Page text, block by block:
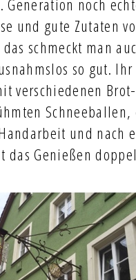
noch
und gute Zutaten
schmeckt man
so gut.
verschiedenen
und nach
das Genießen